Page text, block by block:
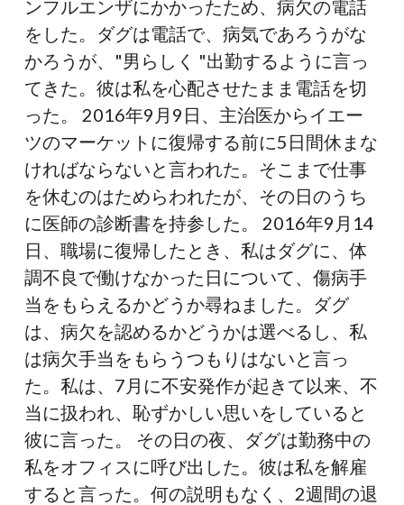
ンフルエンザにかかったため、病欠の電話
をした。ダグは電話で、病気であろうがな
かろうが、"男らしく "出勤するように言っ
てきた。彼は私を心配させたまま電話を切
った。 2016年9月9日、主治医からイエー
ツのマーケットに復帰する前に5日間休まな
ければならないと言われた。そこまで仕事
を休むのはためらわれたが、その日のうち
に医師の診断書を持参した。 2016年9月14
日、職場に復帰したとき、私はダグに、体
調不良で働けなかった日について、傷病手
当をもらえるかどうか尋ねました。ダグ
は、病欠を認めるかどうかは選べるし、私
は病欠手当をもらうつもりはないと言っ
た。私は、7月に不安発作が起きて以来、不
当に扱われ、恥ずかしい思いをしていると
彼に言った。 その日の夜、ダグは勤務中の
私をオフィスに呼び出した。彼は私を解雇
すると言った。何の説明もなく、2週間の退